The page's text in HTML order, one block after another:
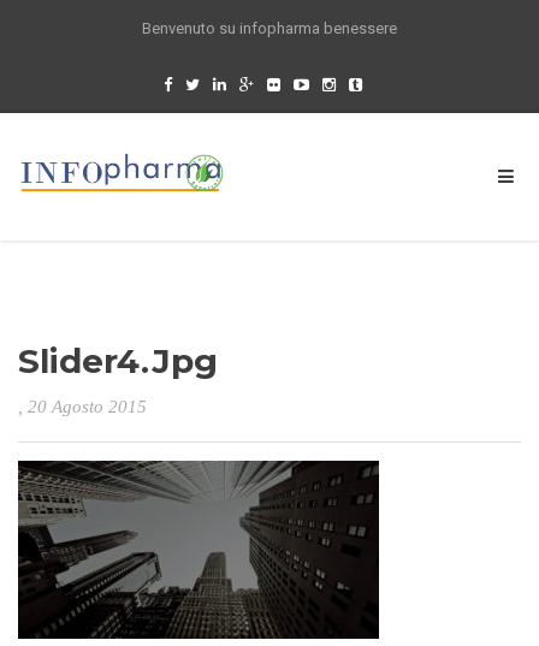
Benvenuto su infopharma benessere
Slider4.jpg
, 20 Agosto 2015